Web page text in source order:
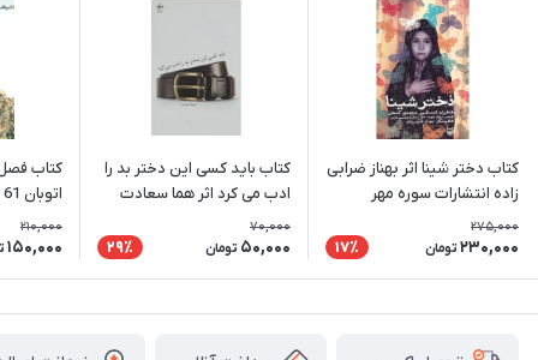
کتاب دختر شینا اثر بهناز ضرابی
زاده انتشارات سوره مهر
275,000
230,000 تومان 17٪
کتاب باید کسی این دختر بد را
ادب می‌ کرد اثر هما سعادت
70,000
50,000 تومان 29٪
کتاب
اتوبان 61 نشر نیماژ
210,000
150,000